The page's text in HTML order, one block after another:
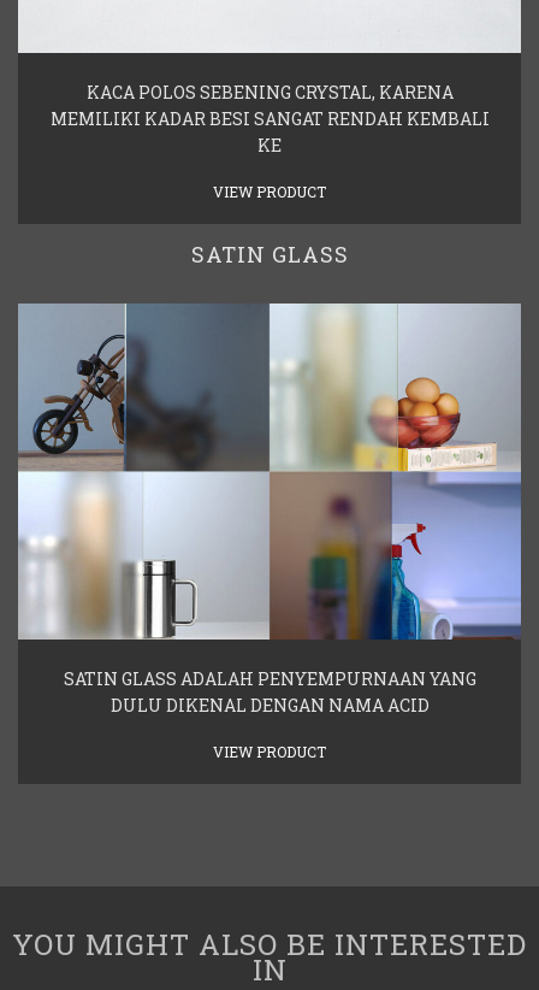
KACA POLOS SEBENING CRYSTAL, KARENA
MEMILIKI KADAR BESI SANGAT RENDAH KEMBALI
KE
VIEW PRODUCT
SATIN GLASS
SATIN GLASS ADALAH PENYEMPURNAAN YANG
DULU DIKENAL DENGAN NAMA ACID
VIEW PRODUCT
YOU MIGHT ALSO BE INTERESTED
IN